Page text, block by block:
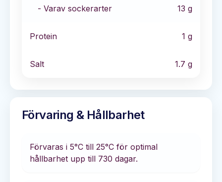
- Varav sockerarter 13 g
Protein 1 g
Salt 1.7 g
Förvaring & Hållbarhet
Förvaras i 5°C till 25°C för optimal
hållbarhet upp till 730 dagar.